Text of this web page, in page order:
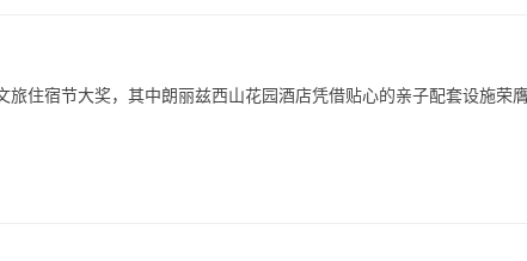
住宿节大奖，其中朗丽兹西山花园酒店凭借贴心的亲子配套设施荣